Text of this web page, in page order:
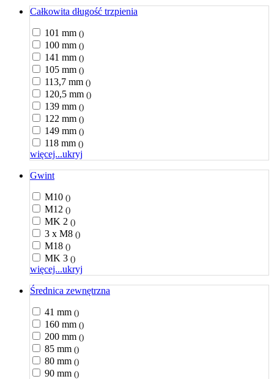
Całkowita długość trzpienia
101 mm ()
100 mm ()
141 mm ()
105 mm ()
113,7 mm ()
120,5 mm ()
139 mm ()
122 mm ()
149 mm ()
118 mm ()
więcej...ukryj
Gwint
M10 ()
M12 ()
MK 2 ()
3 x M8 ()
M18 ()
MK 3 ()
więcej...ukryj
Średnica zewnętrzna
41 mm ()
160 mm ()
200 mm ()
85 mm ()
80 mm ()
90 mm ()